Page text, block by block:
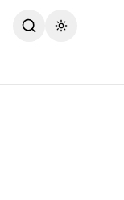
Toggle theme